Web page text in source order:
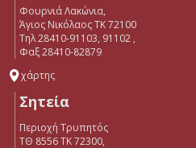
Φουρνιά Λακώνια,
Άγιος Νικόλαος ΤΚ 72100
Τηλ 28410-91103, 91102 ,
Φαξ 28410-82879
χάρτης
Σητεία
Περιοχή Τρυπητός
ΤΘ 8556 ΤΚ 72300,